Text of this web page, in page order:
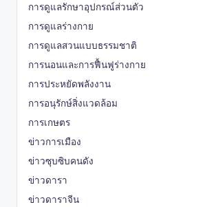
การดูแลรักษาอุปกรณ์ส่วนตัว
การดูแลร่างกาย
การดูแลสวนแบบธรรมชาติ
การนอนและการฟื้นฟูร่างกาย
การประหยัดพลังงาน
การอนุรักษ์สิ่งแวดล้อม
การเกษตร
ข่าวการเมือง
ข่าวซุบซิบคนดัง
ข่าวดารา
ข่าวดาราจีน